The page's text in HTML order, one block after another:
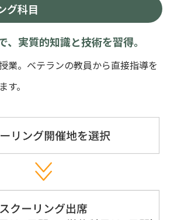
グ科目
、実質的知識と技術を習得。
業。ベテランの教員から直接指導を
。